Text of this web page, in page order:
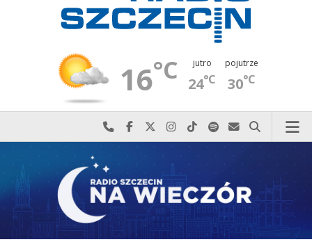
16°C jutro
24°C
pojutrze
30°C
Najlepiej po prostu do nas zadzwoń
Odwiedź nas na Facebook-u
Odwiedź nas na X
Odwiedź nas na Instagram-ie
Odwiedź nas na TikTok-u
Szukaj nas na Spotify
Wyślij do nas
Szukaj